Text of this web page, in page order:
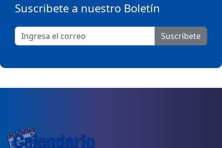
Suscribete a nuestro Boletín
Suscribete